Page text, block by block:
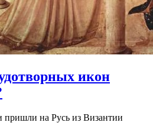
икон
на Русь из Византии